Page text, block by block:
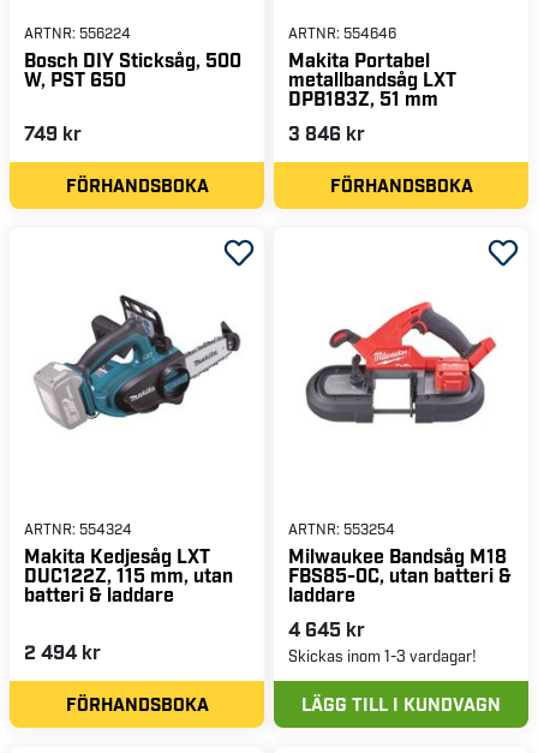
ARTNR: 556224
Bosch DIY Sticksåg, 500
W, PST 650
749 kr
FÖRHANDSBOKA
ARTNR: 554646
Makita Portabel
metallbandsåg LXT
DPB183Z, 51 mm
3 846 kr
FÖRHANDSBOKA
ARTNR: 554324
Makita Kedjesåg LXT
DUC122Z, 115 mm, utan
batteri & laddare
2 494 kr
FÖRHANDSBOKA
ARTNR: 553254
Milwaukee Bandsåg M18
FBS85-0C, utan batteri &
laddare
4 645 kr
Skickas inom 1-3 vardagar!
LÄGG TILL I KUNDVAGN